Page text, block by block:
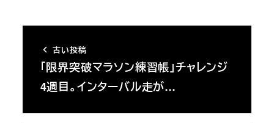
古い投稿
「限界突破マラソン練習帳」チャレンジ
4週目。インターバル走が…